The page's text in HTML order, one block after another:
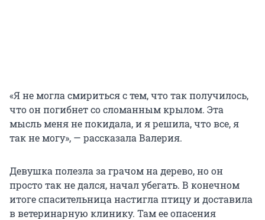
«Я не могла смириться с тем, что так получилось,
что он погибнет со сломанным крылом. Эта
мысль меня не покидала, и я решила, что все, я
так не могу», — рассказала Валерия.
Девушка полезла за грачом на дерево, но он
просто так не дался, начал убегать. В конечном
итоге спасительница настигла птицу и доставила
в ветеринарную клинику. Там ее опасения